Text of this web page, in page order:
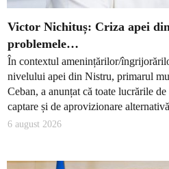
Victor Nichituș: Criza apei
problemele…
În contextul amenințărilor/
nivelului apei din Nistru, primarul
Ceban, a anunțat că toate lucrările
captare și de aprovizionare
6 august 2026